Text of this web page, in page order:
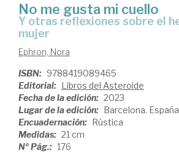
No me gusta mi cuello
y otras reflexiones sobre el hecho de ser
mujer
Ephron, Nora
ISBN: 9788419089465
Editorial: Libros del Asteroide
Fecha de la edición: 2023
Lugar de la edición: Barcelona. España
Encuadernación: Rústica
Medidas: 21 cm
Nº Pág.: 176